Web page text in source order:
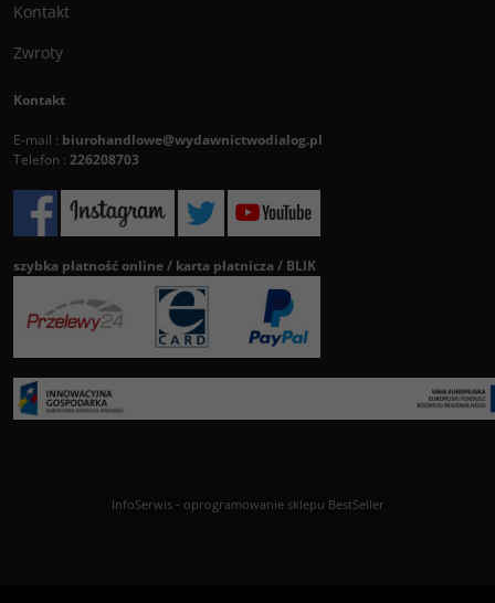
Kontakt
Zwroty
Kontakt
E-mail : biurohandlowe@wydawnictwodialog.pl
Telefon : 226208703
szybka płatność online / karta płatnicza / BLIK
InfoSerwis- oprogramowanie sklepu BestSeller